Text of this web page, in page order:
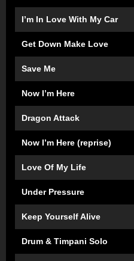
I’m In Love With My Car
Get Down Make Love
Save Me
Now I’m Here
Dragon Attack
Now I’m Here (reprise)
Love Of My Life
Under Pressure
Keep Yourself Alive
Drum & Timpani Solo